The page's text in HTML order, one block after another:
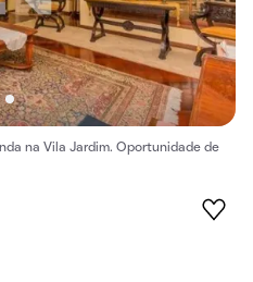
na Vila Jardim. Oportunidade de